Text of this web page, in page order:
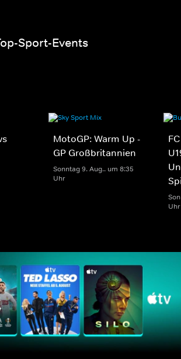
Sport-Events
MotoGP: Warm Up -
GP Großbritannien
Sonntag 9. Aug.. um 8:35
Uhr
Uhr